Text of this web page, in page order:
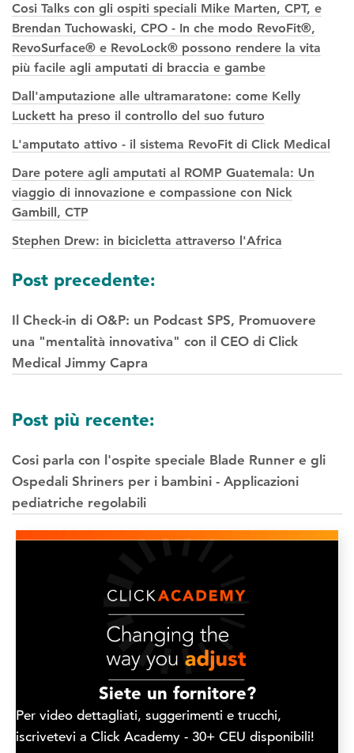
Siete un fornitore?
Per video dettagliati, suggerimenti e trucchi,
iscrivetevi a Click Academy - 30+ CEU disponibili!
Cosi Talks con gli ospiti speciali Mike Marten, CPT, e
Brendan Tuchowaski, CPO - In che modo RevoFit®,
RevoSurface® e RevoLock® possono rendere la vita
più facile agli amputati di braccia e gambe
Dall'amputazione alle ultramaratone: come Kelly
Luckett ha preso il controllo del suo futuro
L'amputato attivo - il sistema RevoFit di Click Medical
Dare potere agli amputati al ROMP Guatemala: Un
viaggio di innovazione e compassione con Nick
Gambill, CTP
Stephen Drew: in bicicletta attraverso l'Africa
Navigazione
tra
i
post
Post precedente:
Il Check-in di O&P: un Podcast SPS, Promuovere
una "mentalità innovativa" con il CEO di Click
Medical Jimmy Capra
Post più recente:
Cosi parla con l'ospite speciale Blade Runner e gli
Ospedali Shriners per i bambini - Applicazioni
pediatriche regolabili